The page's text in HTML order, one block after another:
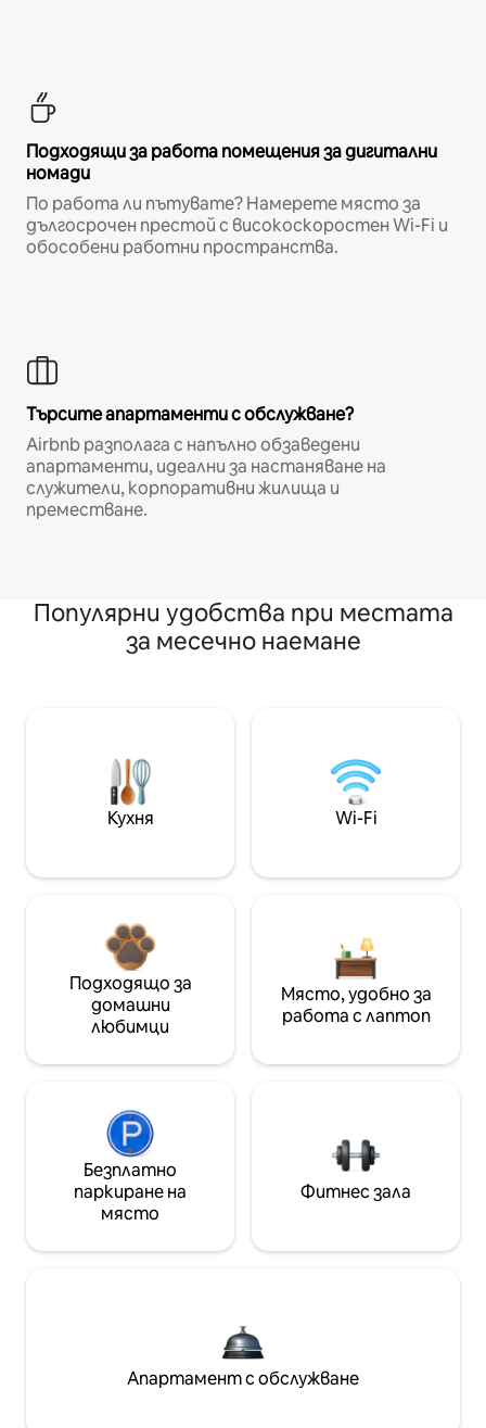
Подходящи за работа помещения за дигитални
номади
По работа ли пътувате? Намерете място за
дългосрочен престой с високоскоростен Wi-Fi и
обособени работни пространства.
Търсите апартаменти с обслужване?
Airbnb разполага с напълно обзаведени
апартаменти, идеални за настаняване на
служители, корпоративни жилища и
преместване.
Популярни удобства при местата
за месечно наемане
Кухня Wi-Fi
Подходящо за
домашни
любимци
Място, удобно за
работа с лаптоп
Безплатно
паркиране на
място
Фитнес зала
Апартамент с обслужване